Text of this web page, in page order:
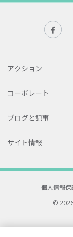
アクション
コーポレート
ブログと記事
サイト情報
個人情報
©